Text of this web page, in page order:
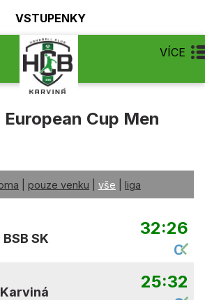
VSTUPENKY
VÍCE
European Cup Men
pouze venku vše liga
SK
32:26
Karviná
25:32